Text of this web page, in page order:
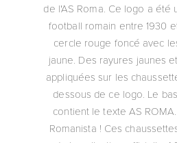
de l'AS Roma. Ce logo a été
football romain entre 1930
cercle rouge foncé avec
jaune. Des rayures jaunes
appliquées sur les
dessous de ce logo. Le
contient le texte AS
Romanista ! Ces